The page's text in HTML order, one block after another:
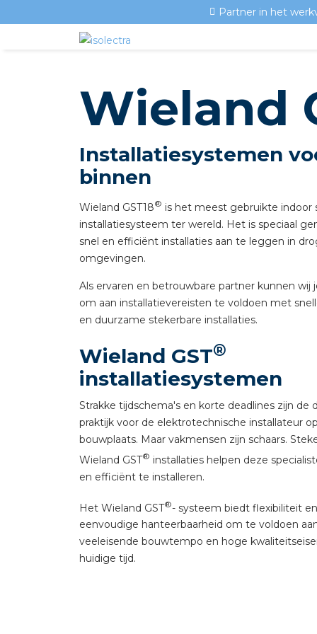
Wieland
Installatiesystemen
binnen
Wieland GST18® is het meest gebruikte indoor
installatiesysteem ter wereld. Het is speciaal
snel en efficiënt installaties aan te leggen in
omgevingen.
Als ervaren en betrouwbare partner kunnen wij
om aan installatievereisten te voldoen met
en duurzame stekerbare installaties.
Wieland GST®
installatiesystemen
Strakke tijdschema's en korte deadlines zijn de
praktijk voor de elektrotechnische installateur
bouwplaats. Maar vakmensen zijn schaars.
Wieland GST® installaties helpen deze
en efficiënt te installeren.
Het Wieland GST®- systeem biedt flexibiliteit en
eenvoudige hanteerbaarheid om te voldoen
veeleisende bouwtempo en hoge
huidige tijd.
Partner in het